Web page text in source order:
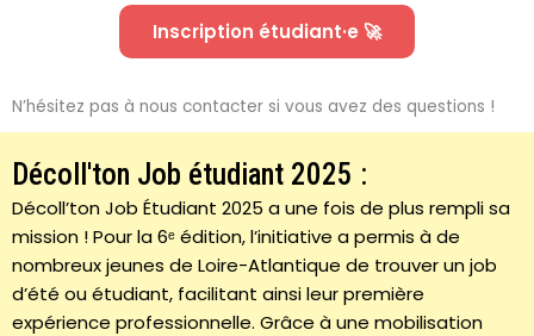
Inscription étudiant·e 🚀
N’hésitez pas à nous contacter si vous avez des questions !
Décoll'ton Job étudiant 2025 :
Décoll’ton Job Étudiant 2025 a une fois de plus rempli sa
mission ! Pour la 6ᵉ édition, l’initiative a permis à de
nombreux jeunes de Loire-Atlantique de trouver un job
d’été ou étudiant, facilitant ainsi leur première
expérience professionnelle. Grâce à une mobilisation